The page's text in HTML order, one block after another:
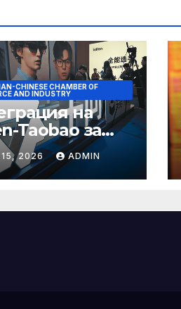
CHINESE CHAMBER OF
AND INDUSTRY
на
Taobao за
на
618
15, 2026 ADMIN